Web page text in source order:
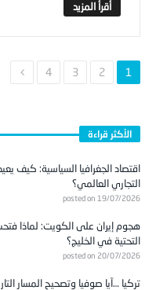
1
2
3
4
الأكثر قراءة
اقتصاد الجغرافيا السياسية: كيف
التجاري العالمي؟
posted on 19/07/2026
هجوم إيران على الكويت: لماذا
التحتية في الخليج؟
posted on 20/07/2026
تركيا …آيا صوفيا وتصحيح المسار